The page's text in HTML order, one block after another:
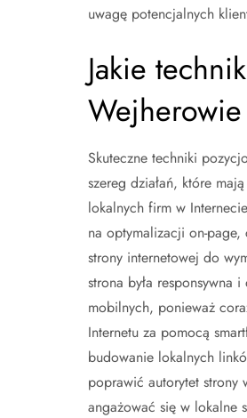
uwagę potencjalnych
Jakie
Wejherowie
Skuteczne techniki
szereg działań, które
lokalnych firm w
na optymalizacji on-page,
strony internetowej do
strona była responsywna
mobilnych, ponieważ
Internetu za pomocą
budowanie lokalnych
poprawić autorytet strony
angażować się w lokalne